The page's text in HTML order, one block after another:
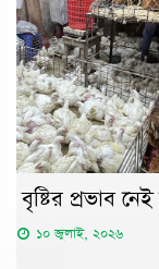
বৃষ্টির প্রভাব
১০ জুলাই, ২০২৬